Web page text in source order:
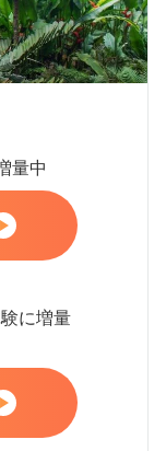
量中
に増量